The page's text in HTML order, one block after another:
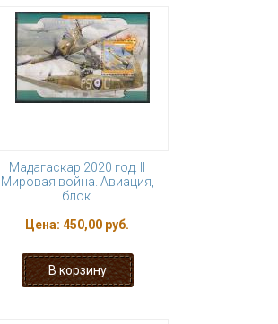
Мадагаскар 2020 год. II
Мировая война. Авиация,
блок.
Цена: 450,00 руб.